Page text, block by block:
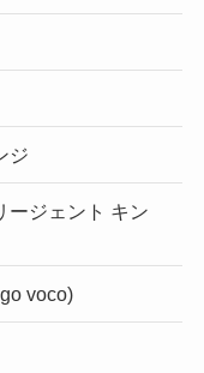
ジ
ージェント キン
voco)